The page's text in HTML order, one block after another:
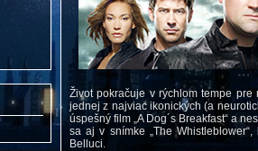
Život pokračuje v rýchlom tempe
jednej z najviac ikonických (a
úspešný film „A Dog´s Breakfast“ a
sa aj v snímke „The
Belluci.